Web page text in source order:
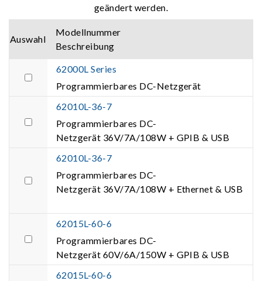
geändert werden.
Auswahl
Modellnummer
Beschreibung
62000L Series
Programmierbares DC-Netzgerät
62010L-36-7
Programmierbares DC-
Netzgerät 36V/7A/108W + GPIB & USB
62010L-36-7
Programmierbares DC-
Netzgerät 36V/7A/108W + Ethernet & USB
62015L-60-6
Programmierbares DC-
Netzgerät 60V/6A/150W + GPIB & USB
62015L-60-6